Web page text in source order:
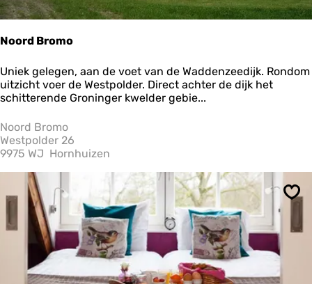
f
a
s
t
Noord Bromo
N
o
o
d
B
r
m
Uniek gelegen, aan de voet van de Waddenzeedijk. Rondom
uitzicht voer de Westpolder. Direct achter de dijk het
schitterende Groninger kwelder gebie...
Noord Bromo
Westpolder 26
9975 WJ Hornhuizen